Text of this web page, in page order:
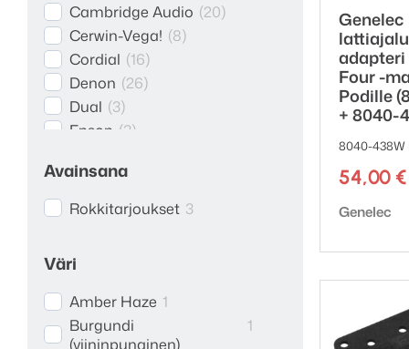
Cambridge Audio (20)
Cerwin-Vega! (8)
Cordial (16)
Denon (26)
Dual (3)
Epson (3)
Grandview
HiFiMAN
11)
iFi audio
Kaiku Acoustics
KEF (21 )
Kenwood
Konto (6)
Avainsana
Rokkitarjoukset 3
Väri
Amber Haze 1
Burgundi
(viininpunainen)
1
Genelec
adapteri
Four -
Podille
+ 8040-
8040-438W
54,00 €
Genelec